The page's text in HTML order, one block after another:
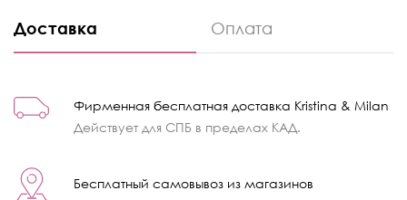
Доставка Оплата
Фирменная бесплатная доставка Kristina & Milan
Действует для СПБ в пределах КАД.
Бесплатный самовывоз из магазинов